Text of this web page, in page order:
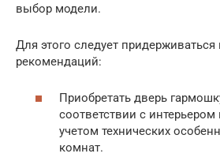
выбор модели.
Для этого следует
рекомендаций:
Приобретать дверь
соответствии с
учетом технических
комнат.